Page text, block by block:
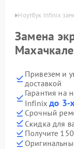
Ноутбук Infinix
Замена
Махачкале
Привезем и
доставкой
Гарантия на
Infinixдо 3-
Срочный
Скидка для
Получите